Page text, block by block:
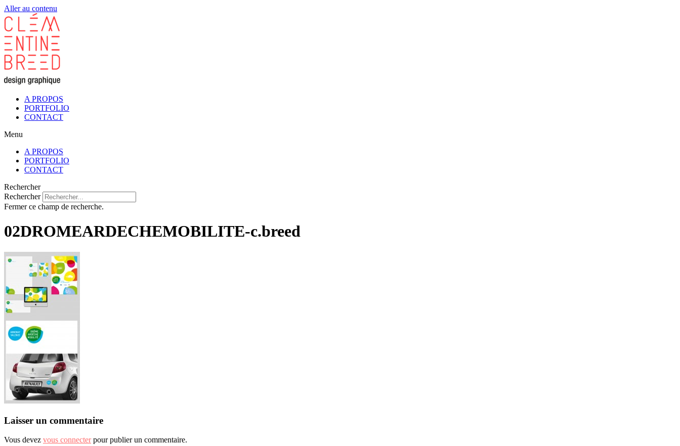
Aller au contenu
A PROPOS
PORTFOLIO
CONTACT
Menu
A PROPOS
PORTFOLIO
CONTACT
Rechercher
Rechercher
Fermer ce champ de recherche.
02DROMEARDECHEMOBILITE-c.breed
Laisser un commentaire
Vous devez vous connecterpour publier un commentaire.